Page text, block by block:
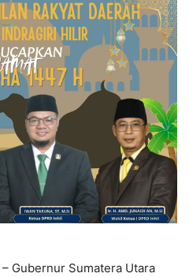
– Gubernur Sumatera Utara